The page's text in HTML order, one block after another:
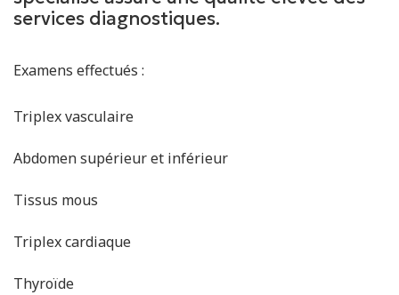
services diagnostiques.
Examens effectués :
Triplex vasculaire
Abdomen supérieur et inférieur
Tissus mous
Triplex cardiaque
Thyroïde